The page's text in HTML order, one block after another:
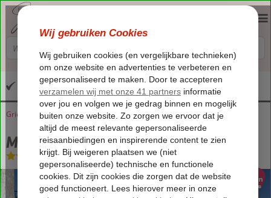
Altijd inclusief huurauto
Home
Griekenland Corfu Arillas Mega Lithari Villas
Mega Lithari Villas
Logies-Villa